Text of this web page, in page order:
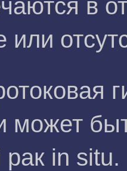
в
или
может
in